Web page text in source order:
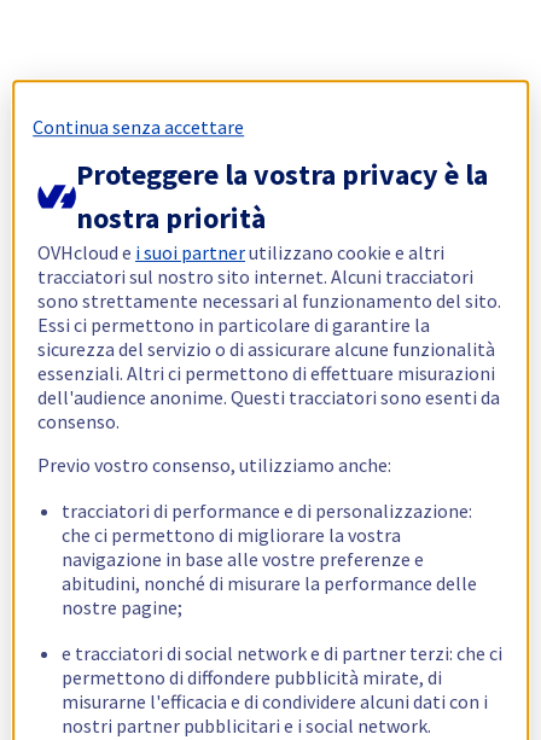
Continua senza accettare
Proteggere la vostra privacy è la
nostra priorità
OVHcloud e i suoi partnerutilizzano cookie e altri
tracciatori sul nostro sito internet. Alcuni tracciatori
sono strettamente necessari al funzionamento del sito.
Essi ci permettono in particolare di garantire la
sicurezza del servizio o di assicurare alcune funzionalità
essenziali. Altri ci permettono di effettuare misurazioni
dell'audience anonime. Questi tracciatori sono esenti da
consenso.
Previo vostro consenso, utilizziamo anche:
tracciatori di performance e di personalizzazione:
che ci permettono di migliorare la vostra
navigazione in base alle vostre preferenze e
abitudini, nonché di misurare la performance delle
nostre pagine;
e tracciatori di social network e di partner terzi: che ci
permettono di diffondere pubblicità mirate, di
misurarne l'efficacia e di condividere alcuni dati con i
nostri partner pubblicitari e i social network.